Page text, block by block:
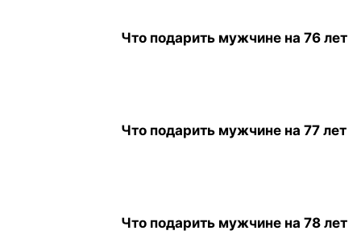
Что подарить мужчине на 76 лет
Что подарить мужчине на 77 лет
Что подарить мужчине на 78 лет